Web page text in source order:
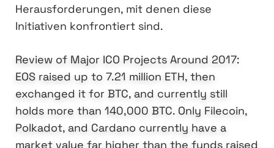
Herausforderungen, mit denen diese
Initiativen konfrontiert sind.
Review of Major ICO Projects Around 2017:
EOS raised up to 7.21 million ETH, then
exchanged it for BTC, and currently still
holds more than 140,000 BTC. Only Filecoin,
Polkadot, and Cardano currently have a
market value far higher than the funds raised